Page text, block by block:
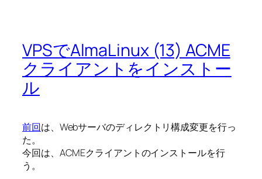
VPSでAlmaLinux (13) ACME
クライアントをインストー
ル
前回は、Webサーバのディレクトリ構成変更を行っ
た。
今回は、ACMEクライアントのインストールを行
う。